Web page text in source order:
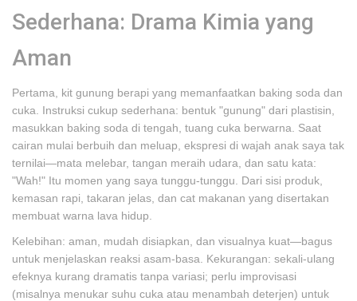
Sederhana: Drama Kimia yang
Aman
Pertama, kit gunung berapi yang memanfaatkan baking soda dan
cuka. Instruksi cukup sederhana: bentuk "gunung" dari plastisin,
masukkan baking soda di tengah, tuang cuka berwarna. Saat
cairan mulai berbuih dan meluap, ekspresi di wajah anak saya tak
ternilai—mata melebar, tangan meraih udara, dan satu kata:
"Wah!" Itu momen yang saya tunggu-tunggu. Dari sisi produk,
kemasan rapi, takaran jelas, dan cat makanan yang disertakan
membuat warna lava hidup.
Kelebihan: aman, mudah disiapkan, dan visualnya kuat—bagus
untuk menjelaskan reaksi asam-basa. Kekurangan: sekali-ulang
efeknya kurang dramatis tanpa variasi; perlu improvisasi
(misalnya menukar suhu cuka atau menambah deterjen) untuk